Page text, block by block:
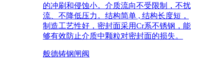
的冲刷和侵蚀小。介质流向不受限制，不扰
流、不降低压力。结构简单 , 结构长度短，
制造工艺性好，密封面采用Cr系不锈钢，能
够有效防止介质中颗粒对密封面的损失。
般德铸钢闸阀